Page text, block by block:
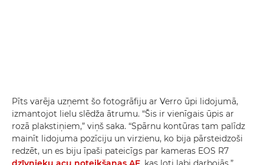
Pīts varēja uzņemt šo fotogrāfiju ar Verro ūpi lidojumā,
izmantojot lielu slēdža ātrumu. “Šis ir vienīgais ūpis ar
rozā plakstiņiem,” viņš saka. “Spārnu kontūras tam palīdz
mainīt lidojuma pozīciju un virzienu, ko bija pārsteidzoši
redzēt, un es biju īpaši pateicīgs par kameras EOS R7